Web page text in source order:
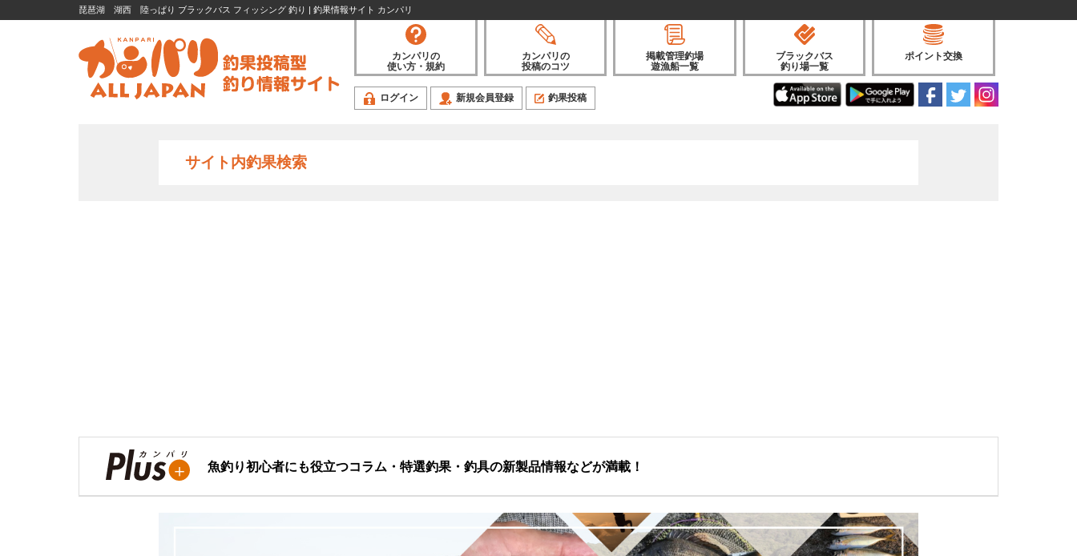
琵琶湖 湖西 陸っぱり ブラックバス フィッシング 釣り | 釣果情報サイト カンパリ
カンパリの
使い方・規約
カンパリの
投稿のコツ
掲載管理釣場
遊漁船一覧
ブラックバス
釣り場一覧
ポイント交換
ログイン 新規会員登録 釣果投稿
サイト内釣果検索
魚釣り初心者にも役立つコラム・特選釣果・釣具の新製品情報などが満載！